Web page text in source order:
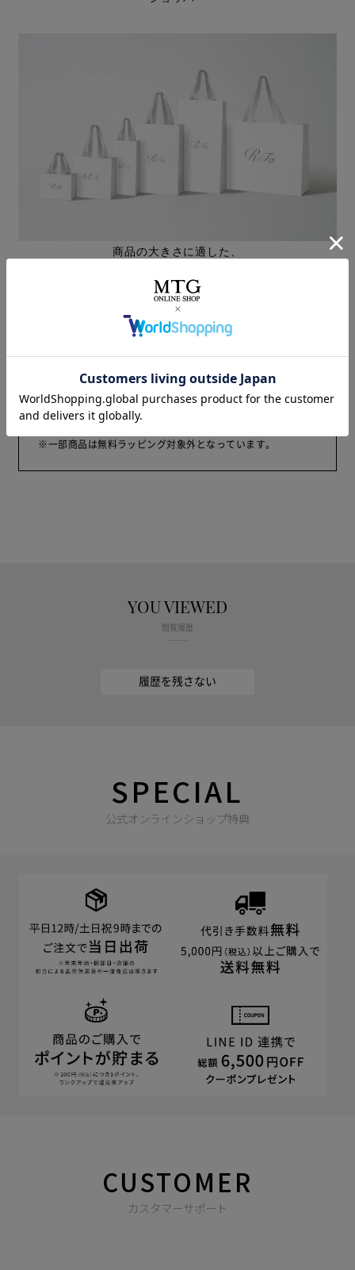
商品の大きさに適した、
ご注意
本商品は、有料のラッピングを施した商品となります。
無料のラッピングをご要望の場合は、単品の商品ページから
ご購入ください。
※一部商品は無料ラッピング対象外となっています。
YOU VIEWED
閲覧履歴
履歴を残さない
SPECIAL
公式オンラインショップ特典
CUSTOMER
カスタマーサポート